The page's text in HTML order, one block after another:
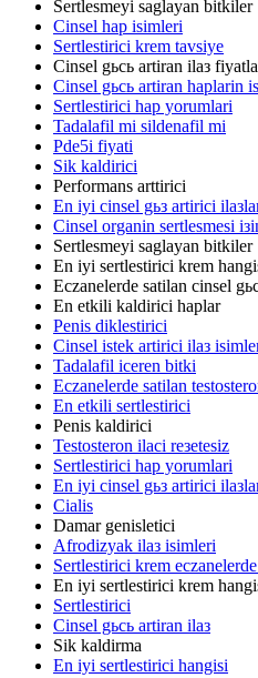
Sertlesmeyi saglayan bitkiler
Cinsel hap isimleri
Sertlestirici krem tavsiye
Cinsel gьcь artiran ilaз
Cinsel gьcь artiran haplarin
Sertlestirici hap yorumlari
Tadalafil mi sildenafil mi
Pde5i fiyati
Sik kaldirici
Performans arttirici
En iyi cinsel gьз artirici
Cinsel organin sertlesmesi
Sertlesmeyi saglayan bitkiler
En iyi sertlestirici krem
Eczanelerde satilan cinsel
En etkili kaldirici haplar
Penis diklestirici
Cinsel istek artirici ilaз
Tadalafil iceren bitki
Eczanelerde satilan
En etkili sertlestirici
Penis kaldirici
Testosteron ilaci reзetesiz
Sertlestirici hap yorumlari
En iyi cinsel gьз artirici
Cialis
Damar genisletici
Afrodizyak ilaз isimleri
Sertlestirici krem
En iyi sertlestirici krem
Sertlestirici
Cinsel gьcь artiran ilaз
Sik kaldirma
En iyi sertlestirici hangisi